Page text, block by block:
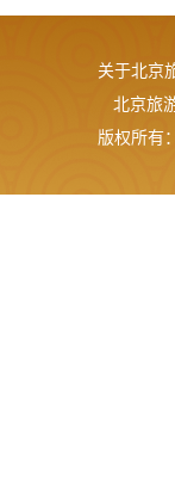
关于北京
北京旅
版权所有